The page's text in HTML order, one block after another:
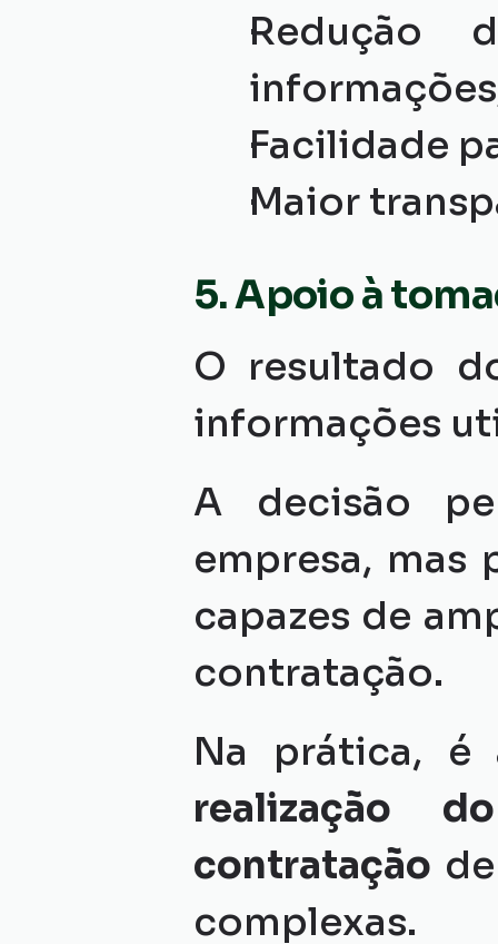
Redução
Facilidade
Maior
5. Apoio à
O resultado
informações
A decisão
empresa, mas
capazes de
contratação.
Na prática,
realização
contratação
complexas.